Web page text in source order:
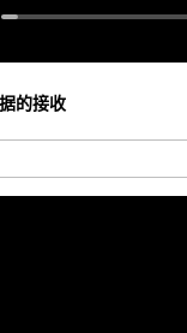
的接收